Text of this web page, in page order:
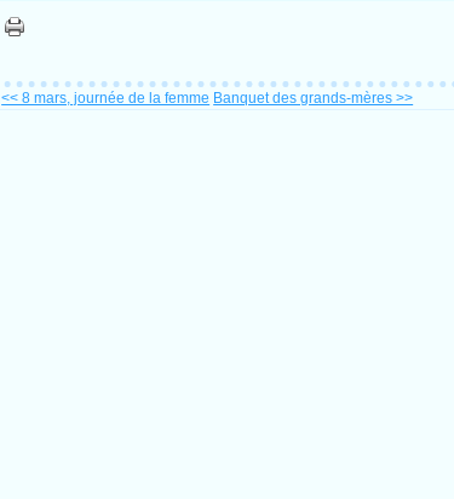
<< 8 mars, journée de la femme Banquet des grands-mères >>